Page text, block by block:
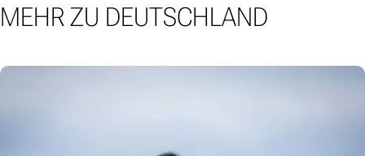
MEHR ZU DEUTSCHLAND